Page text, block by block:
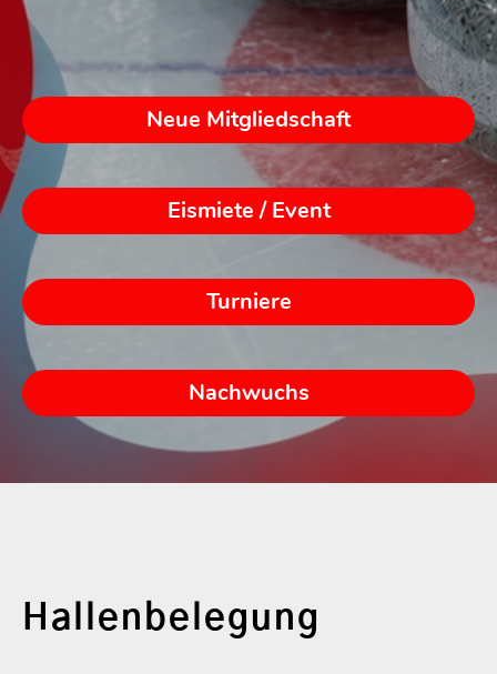
Neue Mitgliedschaft
Eismiete / Event
Turniere
Nachwuchs
Hallenbelegung